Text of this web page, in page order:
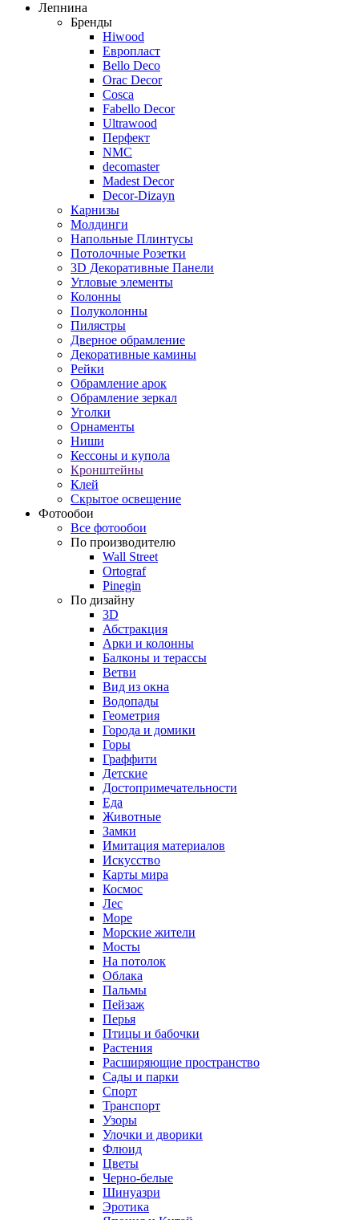
Лепнина
Бренды
Hiwood
Европласт
Bello Deco
Orac Decor
Cosca
Fabello Decor
Ultrawood
Перфект
NMC
decomaster
Madest Decor
Decor-Dizayn
Карнизы
Молдинги
Напольные Плинтусы
Потолочные Розетки
3D Декоративные Панели
Угловые элементы
Колонны
Полуколонны
Пилястры
Дверное обрамление
Декоративные камины
Рейки
Обрамление арок
Обрамление зеркал
Уголки
Орнаменты
Ниши
Кессоны и купола
Кронштейны
Клей
Скрытое освещение
Фотообои
Все фотообои
По производителю
Wall Street
Ortograf
Pinegin
По дизайну
3D
Абстракция
Арки и колонны
Балконы и терассы
Ветви
Вид из окна
Водопады
Геометрия
Города и домики
Горы
Граффити
Детские
Достопримечательности
Еда
Животные
Замки
Имитация материалов
Искусство
Карты мира
Космос
Лес
Море
Морские жители
Мосты
На потолок
Облака
Пальмы
Пейзаж
Перья
Птицы и бабочки
Растения
Расширяющие пространство
Сады и парки
Спорт
Транспорт
Узоры
Улочки и дворики
Флюид
Цветы
Черно-белые
Шинуазри
Эротика